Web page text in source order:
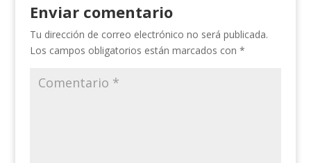
Enviar comentario
Tu dirección de correo electrónico no será publicada.
Los campos obligatorios están marcados con *